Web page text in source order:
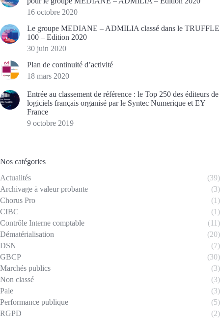
16 octobre 2020
Le groupe MEDIANE – ADMILIA classé dans le TRUFFLE
100 – Edition 2020
30 juin 2020
Plan de continuité d’activité
18 mars 2020
Entrée au classement de référence : le Top 250 des éditeurs de
logiciels français organisé par le Syntec Numerique et EY
France
9 octobre 2019
Nos catégories
Actualités
(39)
Archivage à valeur probante
(3)
Chorus Pro
(1)
CIBC
(1)
Contrôle Interne comptable
(11)
Dématérialisation
(20)
DSN
(7)
GBCP
(30)
Marchés publics
(3)
Non classé
(3)
Paie
(3)
Performance publique
(5)
RGPD
(2)